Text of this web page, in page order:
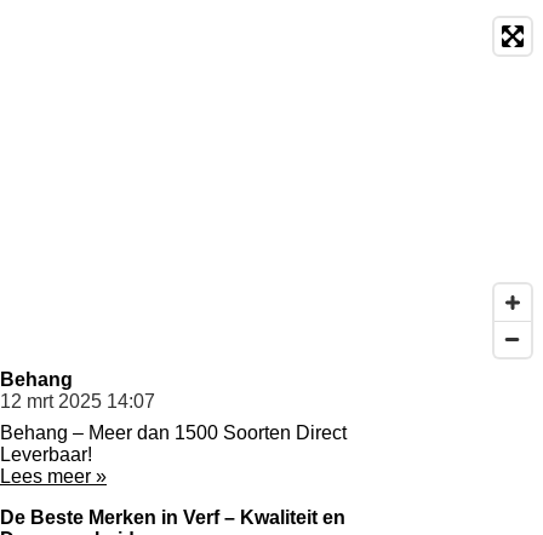
Behang
12 mrt 2025 14:07
Behang – Meer dan 1500 Soorten Direct
Leverbaar!
Lees meer »
De Beste Merken in Verf – Kwaliteit en